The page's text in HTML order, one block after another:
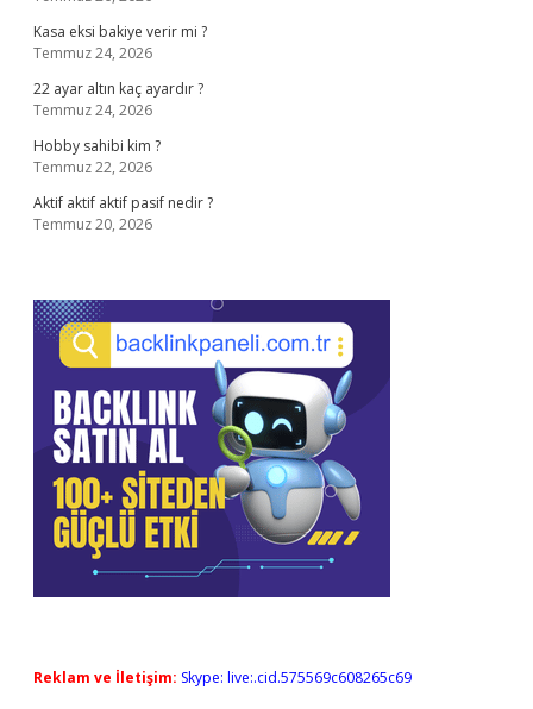
Kasa eksi bakiye verir mi ?
Temmuz 24, 2026
22 ayar altın kaç ayardır ?
Temmuz 24, 2026
Hobby sahibi kim ?
Temmuz 22, 2026
Aktif aktif aktif pasif nedir ?
Temmuz 20, 2026
Reklam ve İletişim: Skype: live:.cid.575569c608265c69